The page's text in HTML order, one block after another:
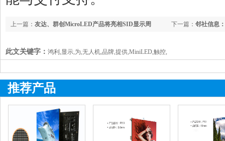
下一篇： 邻社信息
上一篇： 友达、群创MicroLED产品将亮相SID显示周
此文关键字： 鸿利,显示,为,无人机,品牌,提供,MiniLED,触控,
推荐产品